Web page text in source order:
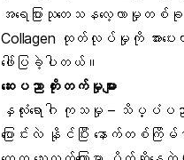
အရေပြားသုတေသနလေ့လာမှုတစ်ခု
Collagen ထုတ်လုပ်မှုကို အားပေ
ဖေါ်ပြခဲ့ပါတယ်။
ဆေးပညာ တိုးတက်မှုများ
နှလုံးရောဂါ ကုသမှု – သိပ္ပံပညာ
ပြောင်းလဲ နိုင်ပြီး နောက်တစ်